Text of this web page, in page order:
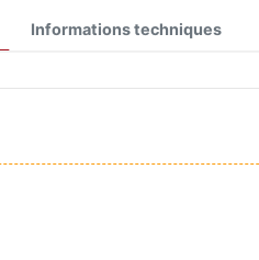
Informations techniques